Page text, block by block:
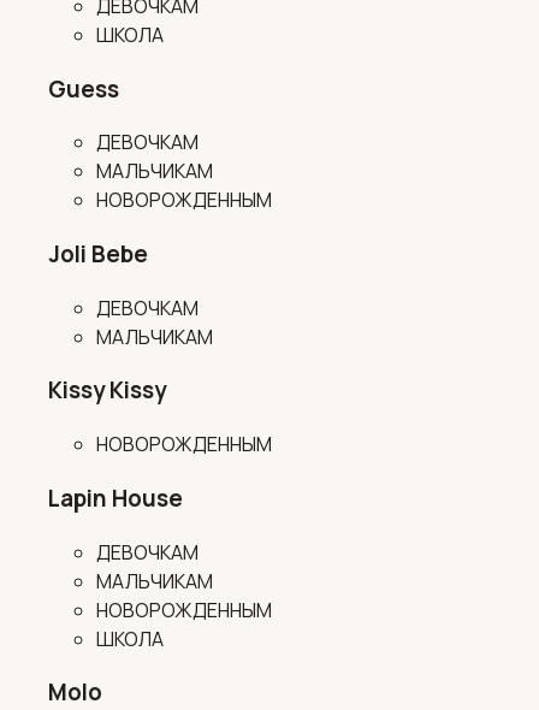
ДЕВОЧКАМ
ШКОЛА
Guess
ДЕВОЧКАМ
МАЛЬЧИКАМ
НОВОРОЖДЕННЫМ
Joli Bebe
ДЕВОЧКАМ
МАЛЬЧИКАМ
Kissy Kissy
НОВОРОЖДЕННЫМ
Lapin House
ДЕВОЧКАМ
МАЛЬЧИКАМ
НОВОРОЖДЕННЫМ
ШКОЛА
Molo